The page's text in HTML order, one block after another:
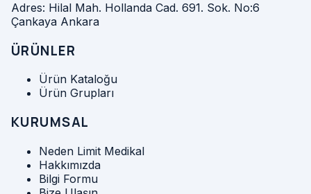
Adres: Hilal Mah. Hollanda Cad. 691. Sok. No:6
Çankaya Ankara
ÜRÜNLER
Ürün Kataloğu
Ürün Grupları
KURUMSAL
Neden Limit Medikal
Hakkımızda
Bilgi Formu